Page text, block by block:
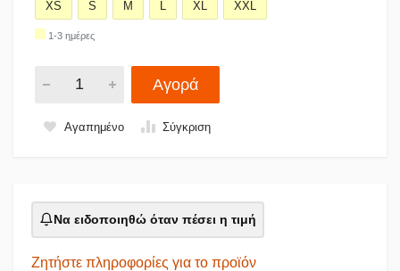
XS S M L XL XXL
1-3 ημέρες
Αγορά
Αγαπημένο Σύγκριση
Να ειδοποιηθώ όταν πέσει η τιμή
Ζητήστε πληροφορίες για το προϊόν